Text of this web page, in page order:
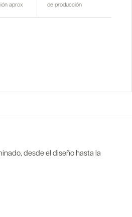
aprox de producción
desde el diseño hasta la